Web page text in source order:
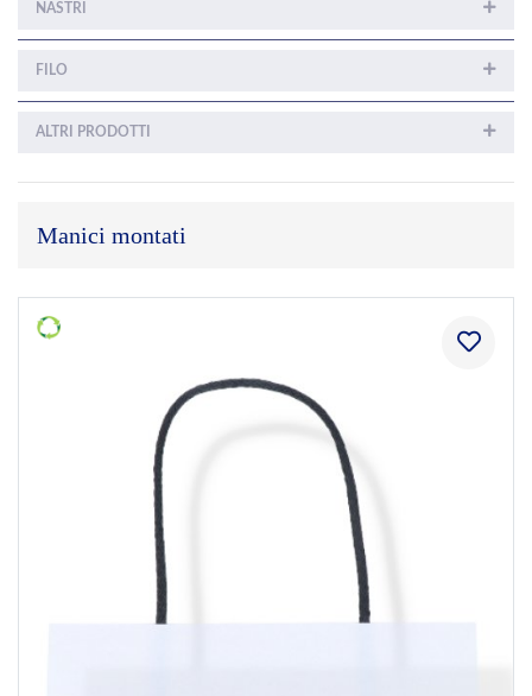
NASTRI
FILO
ALTRI PRODOTTI
Manici montati